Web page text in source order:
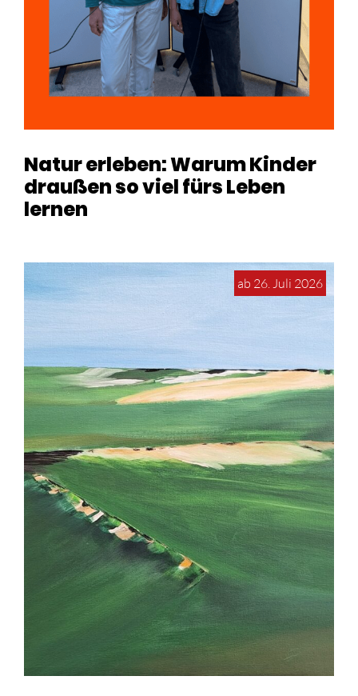
Natur erleben: Warum Kinder
draußen so viel fürs Leben
lernen
ab 26. Juli 2026